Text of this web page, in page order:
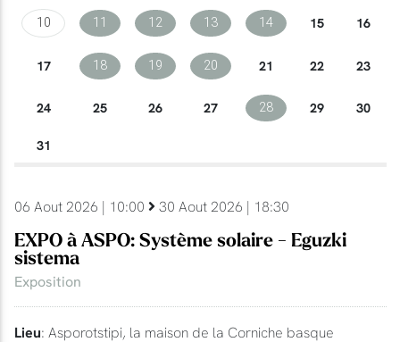
10 11 12 13 14 15 16
17 18 19 20 21 22 23
24 25 26 27 28 29 30
31
06 Aout 2026 | 10:00 30 Aout 2026 | 18:30
EXPO à ASPO: Système solaire - Eguzki
sistema
Exposition
Lieu: Asporotstipi, la maison de la Corniche basque